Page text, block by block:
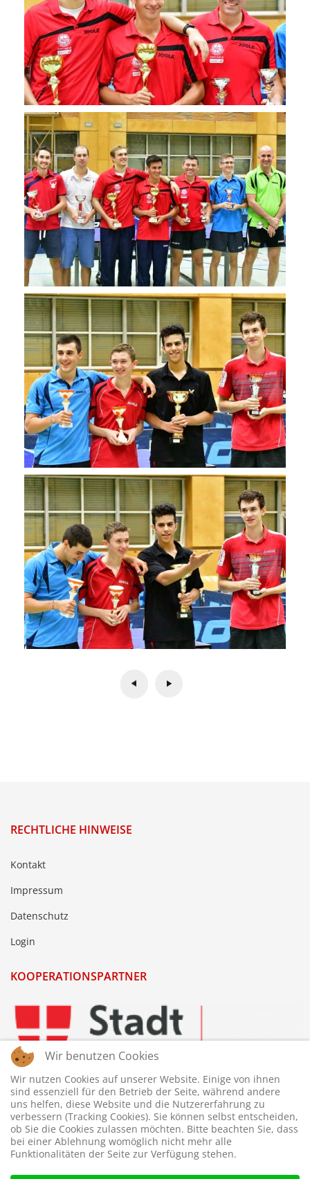
RECHTLICHE HINWEISE
Kontakt
Impressum
Datenschutz
Login
KOOPERATIONSPARTNER
Wir benutzen Cookies
Wir nutzen Cookies auf unserer Website. Einige von ihnen
sind essenziell für den Betrieb der Seite, während andere
uns helfen, diese Website und die Nutzererfahrung zu
verbessern (Tracking Cookies). Sie können selbst entscheiden,
ob Sie die Cookies zulassen möchten. Bitte beachten Sie, dass
bei einer Ablehnung womöglich nicht mehr alle
Funktionalitäten der Seite zur Verfügung stehen.